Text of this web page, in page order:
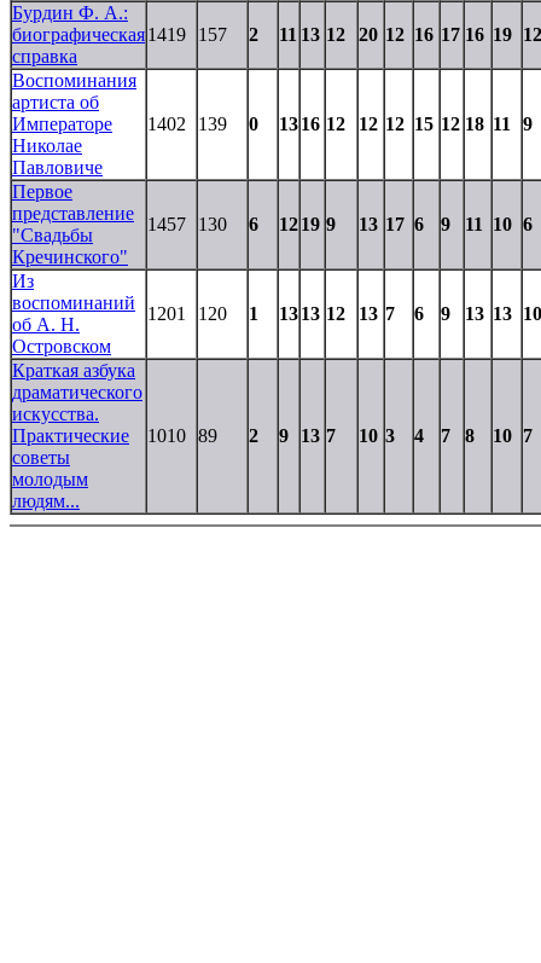
Бурдин Ф. А.:
биографическая
справка
1419 157 2 11 13 12 20 12 16 17 16 19 12
Воспоминания
артиста об
Императоре
Николае
Павловиче
1402 139 0 1316 12 12 12 15 12 18 11 9
Первое
представление
"Свадьбы
Кречинского"
1457 130 6 1219 9 13 17 6 9 11 10 6
Из
воспоминаний
об А. Н.
Островском
1201 120 1 1313 12 13 7 6 9 13 13 10
Краткая азбука
драматического
искусства.
Практические
советы
молодым
людям...
1010 89 2 9 13 7 10 3 4 7 8 10 7